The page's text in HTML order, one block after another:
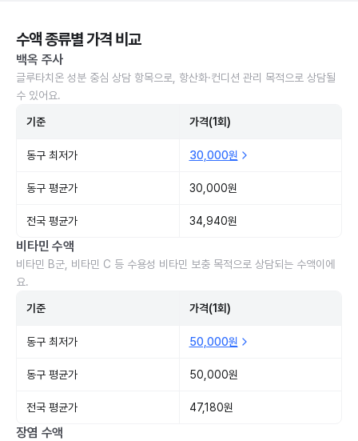
수액 종류별 가격 비교
백옥 주사
글루타치온 성분 중심 상담 항목으로, 항산화·컨디션 관리 목적으로 상담될
수 있어요.
기준 가격(1회)
동구 최저가 30,000원
동구 평균가 30,000원
전국 평균가 34,940원
비타민 수액
비타민 B군, 비타민 C 등 수용성 비타민 보충 목적으로 상담되는 수액이에
요.
기준 가격(1회)
동구 최저가 50,000원
동구 평균가 50,000원
전국 평균가 47,180원
장염 수액